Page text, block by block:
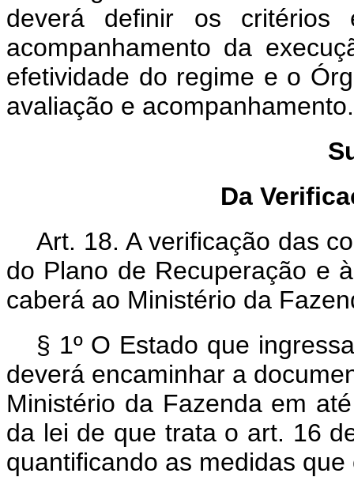
deverá definir os
acompanhamento da
efetividade do regime e o
avaliação e acompanhamento.
Da
Art. 18. A verificação das
do Plano de Recuperação e
caberá ao Ministério da
§ 1º O Estado que
deverá encaminhar a
Ministério da Fazenda em
da lei de que trata o art. 16
quantificando as medidas